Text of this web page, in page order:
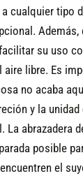
cualquier
su uso
aire libre. Es
no acaba
y la
La
posible
el